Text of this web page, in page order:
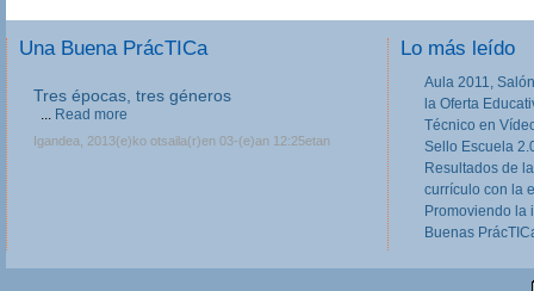
Una Buena PrácTICa
Tres épocas, tres géneros
... Read more
Igandea, 2013(e)ko otsaila(r)en 03-(e)an 12:25etan
Lo más leído
Aula 2011,
la Oferta
Técnico en
Sello Escuela
Resultados de
currículo con la
Promoviendo la
Buenas